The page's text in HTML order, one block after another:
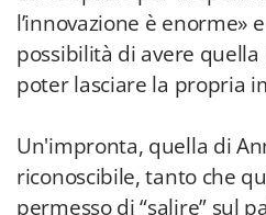
l’innovazione è enorme»
possibilità di avere
poter lasciare la propria
Un'impronta, quella di
riconoscibile, tanto che
permesso di “salire” sul